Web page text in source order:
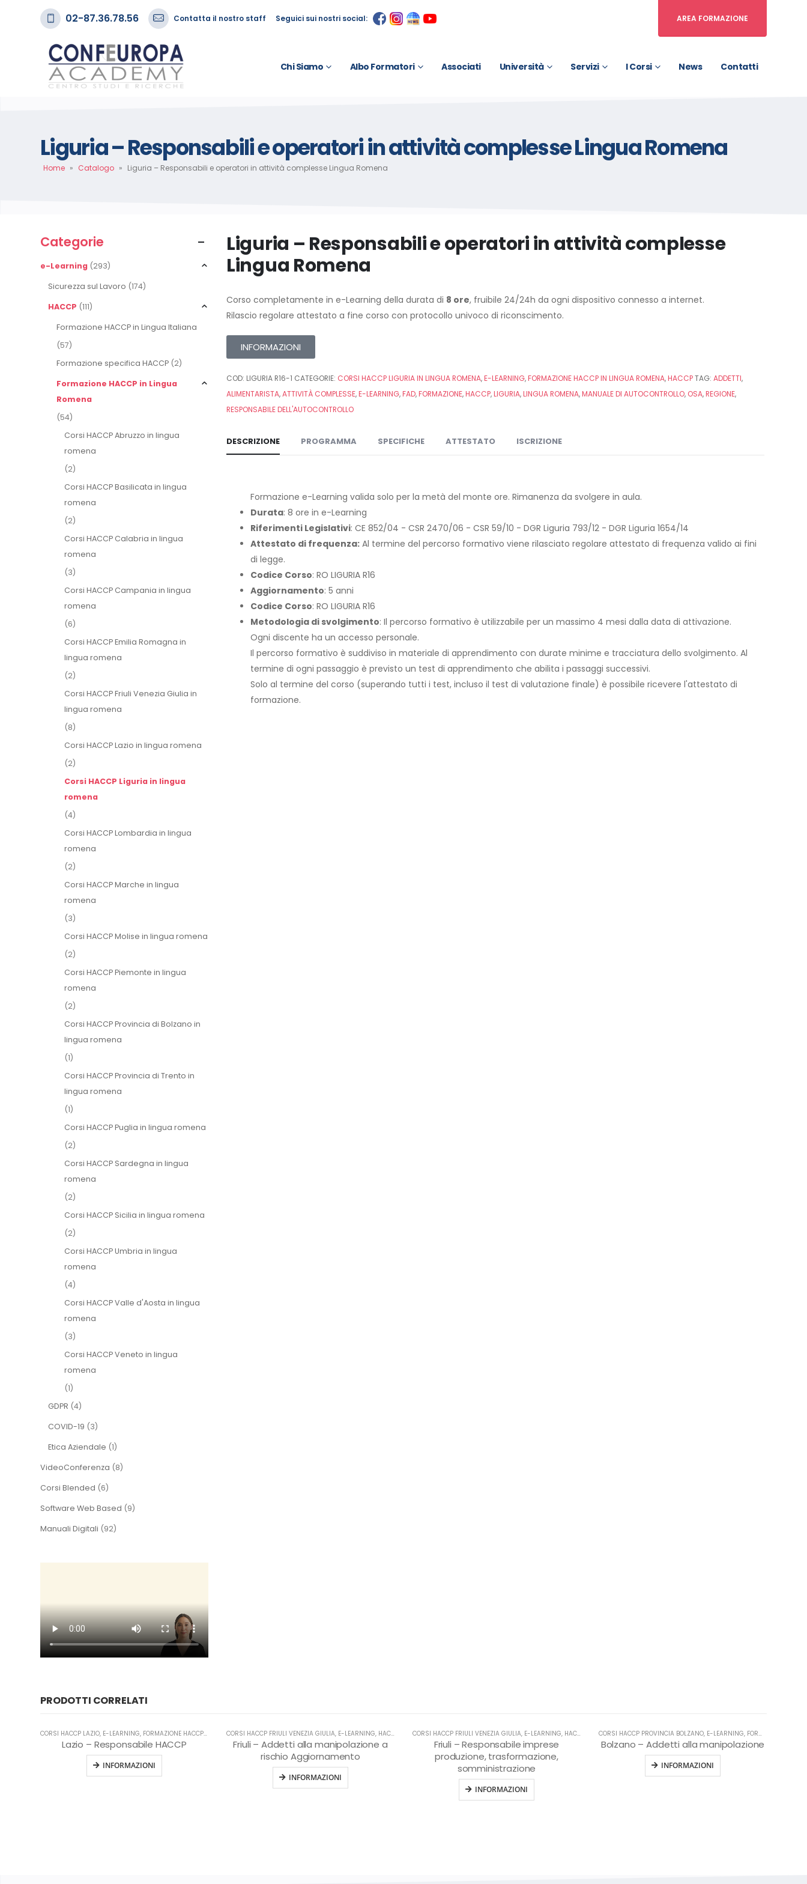
02-87.36.78.56 Contatta il nostro staff Seguici sui nostri social: AREA FORMAZIONE
Chi Siamo Albo Formatori Associati Università Servizi I Corsi News Contatti
Liguria – Responsabili e operatori in attività complesse Lingua Romena
Home » Catalogo » Liguria – Responsabili e operatori in attività complesse Lingua Romena
Categorie
e-Learning (293)
Sicurezza sul Lavoro (174)
HACCP (111)
Formazione HACCP in Lingua Italiana
(57)
Formazione specifica HACCP (2)
Formazione HACCP in Lingua
Romena
(54)
Corsi HACCP Abruzzo in lingua
romena
(2)
Corsi HACCP Basilicata in lingua
romena
(2)
Corsi HACCP Calabria in lingua
romena
(3)
Corsi HACCP Campania in lingua
romena
(6)
Corsi HACCP Emilia Romagna in
lingua romena
(2)
Corsi HACCP Friuli Venezia Giulia in
lingua romena
(8)
Corsi HACCP Lazio in lingua romena
(2)
Corsi HACCP Liguria in lingua
romena
(4)
Corsi HACCP Lombardia in lingua
romena
(2)
Corsi HACCP Marche in lingua
romena
(3)
Corsi HACCP Molise in lingua romena
(2)
Corsi HACCP Piemonte in lingua
romena
(2)
Corsi HACCP Provincia di Bolzano in
lingua romena
(1)
Corsi HACCP Provincia di Trento in
lingua romena
(1)
Corsi HACCP Puglia in lingua romena
(2)
Corsi HACCP Sardegna in lingua
romena
(2)
Corsi HACCP Sicilia in lingua romena
(2)
Corsi HACCP Umbria in lingua
romena
(4)
Corsi HACCP Valle d'Aosta in lingua
romena
(3)
Corsi HACCP Veneto in lingua
romena
(1)
GDPR (4)
COVID-19 (3)
Etica Aziendale (1)
VideoConferenza (8)
Corsi Blended (6)
Software Web Based (9)
Manuali Digitali (92)
Liguria – Responsabili e operatori in attività complesse
Lingua Romena
Corso completamente in e-Learning della durata di 8 ore, fruibile 24/24h da ogni dispositivo connesso a internet.
Rilascio regolare attestato a fine corso con protocollo univoco di riconscimento.
INFORMAZIONI
COD: LIGURIA R16-1 CATEGORIE: CORSI HACCP LIGURIA IN LINGUA ROMENA,E-LEARNING,FORMAZIONE HACCP IN LINGUA ROMENA,HACCPTAG: ADDETTI,
ALIMENTARISTA,ATTIVITÀ COMPLESSE,E-LEARNING,FAD,FORMAZIONE,HACCP,LIGURIA,LINGUA ROMENA,MANUALE DI AUTOCONTROLLO, OSA,REGIONE,
RESPONSABILE DELL'AUTOCONTROLLO
DESCRIZIONE PROGRAMMA SPECIFICHE ATTESTATO ISCRIZIONE
Formazione e-Learning valida solo per la metà del monte ore. Rimanenza da svolgere in aula.
Durata: 8 ore in e-Learning
Riferimenti Legislativi: CE 852/04 - CSR 2470/06 - CSR 59/10 - DGR Liguria 793/12 - DGR Liguria 1654/14
Attestato di frequenza: Al termine del percorso formativo viene rilasciato regolare attestato di frequenza valido ai fini
di legge.
Codice Corso: RO LIGURIA R16
Aggiornamento: 5 anni
Codice Corso: RO LIGURIA R16
Metodologia di svolgimento: Il percorso formativo è utilizzabile per un massimo 4 mesi dalla data di attivazione.
Ogni discente ha un accesso personale.
Il percorso formativo è suddiviso in materiale di apprendimento con durate minime e tracciatura dello svolgimento. Al
termine di ogni passaggio è previsto un test di apprendimento che abilita i passaggi successivi.
Solo al termine del corso (superando tutti i test, incluso il test di valutazione finale) è possibile ricevere l'attestato di
formazione.
PRODOTTI CORRELATI
CORSI HACCP LAZIO, E-LEARNING, FORMAZIONE HACCP IN LINGUA ITALIANA , HACCP
Lazio – Responsabile HACCP
INFORMAZIONI
CORSI HACCP FRIULI VENEZIA GIULIA, E-LEARNING, HACCP
Friuli – Addetti alla manipolazione a
rischio Aggiornamento
INFORMAZIONI
CORSI HACCP FRIULI VENEZIA GIULIA, E-LEARNING, HACCP
Friuli – Responsabile imprese
produzione, trasformazione,
somministrazione
INFORMAZIONI
CORSI HACCP PROVINCIA BOLZANO, E-LEARNING, FORMAZIONE HACCP IN LINGUA ITALIANA
Bolzano – Addetti alla manipolazione
INFORMAZIONI